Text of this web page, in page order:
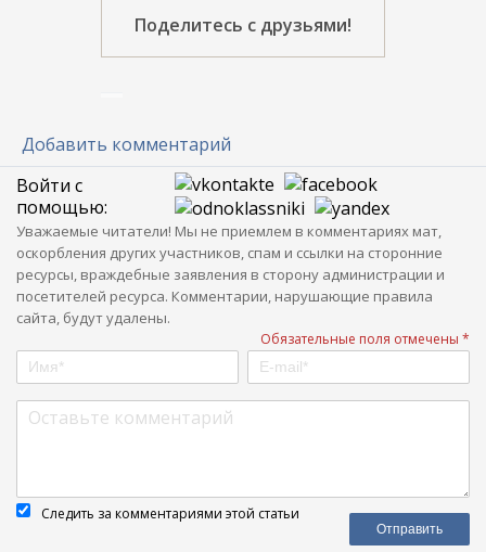
Поделитесь с друзьями!
Добавить комментарий
Войти с
помощью:
Уважаемые читатели! Мы не приемлем в комментариях мат,
оскорбления других участников, спам и ссылки на сторонние
ресурсы, враждебные заявления в сторону администрации и
посетителей ресурса. Комментарии, нарушающие правила
сайта, будут удалены.
Обязательные поля отмечены *
Следить за комментариями этой статьи